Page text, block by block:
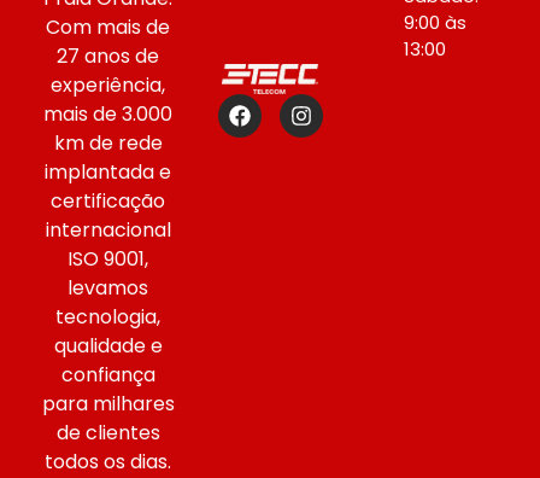
Com mais de
27 anos de
experiência,
mais de 3.000
km de rede
implantada e
certificação
internacional
ISO 9001,
levamos
tecnologia,
qualidade e
confiança
para milhares
de clientes
todos os dias.
9:00 às
13:00